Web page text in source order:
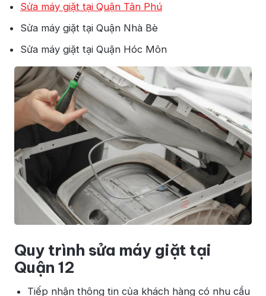
Sửa máy giặt tại Quận Tân Phú
Sửa máy giặt tại Quận Nhà Bè
Sửa máy giặt tại Quận Hóc Môn
Quy trình sửa máy giặt tại
Quận 12
Tiếp nhận thông tin của khách hàng có nhu cầu